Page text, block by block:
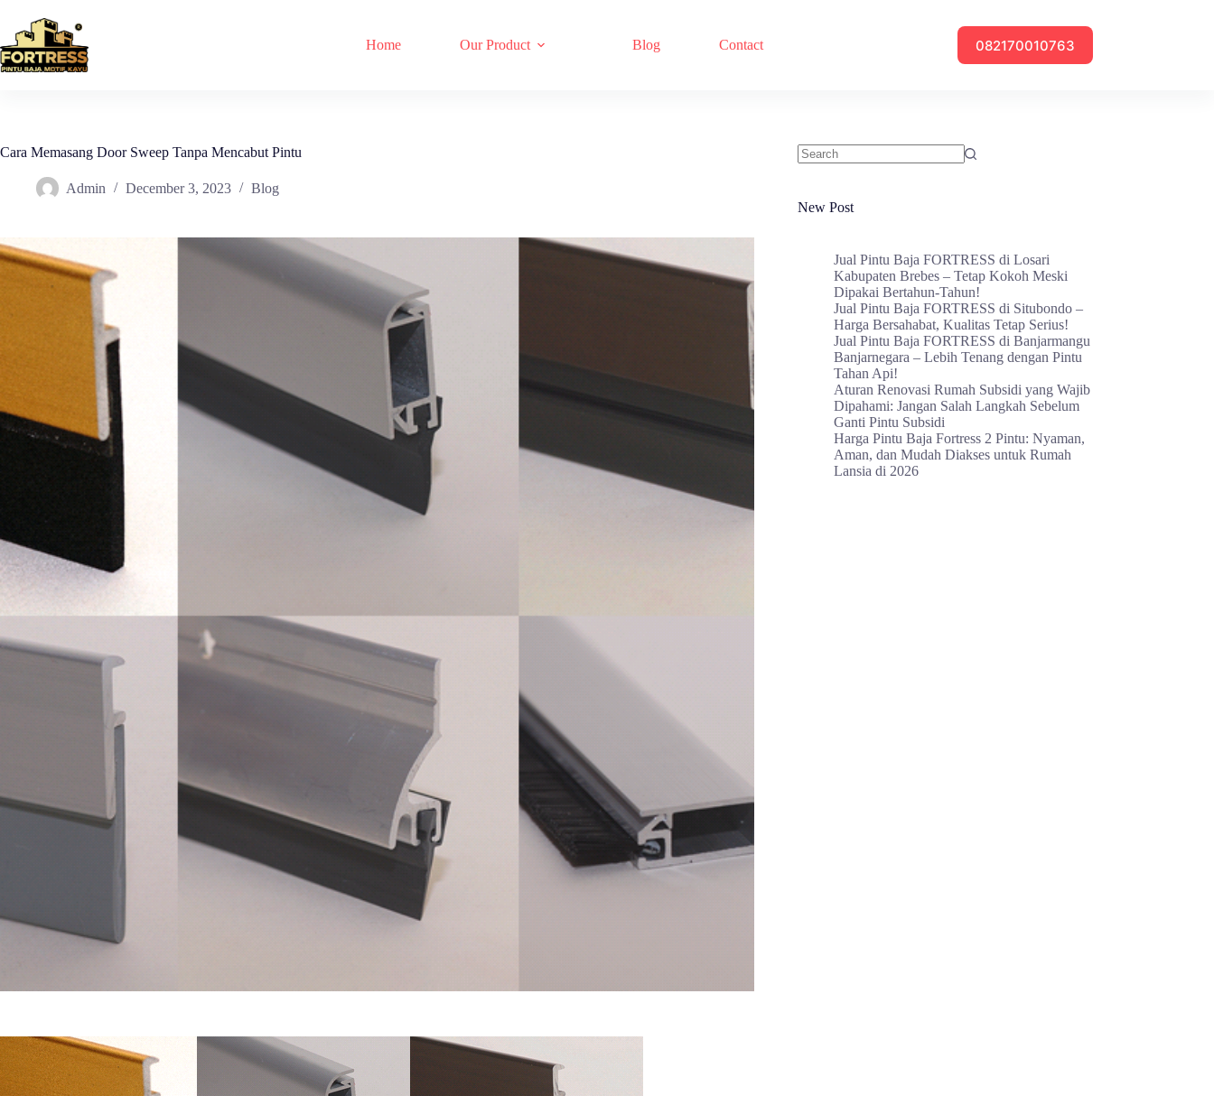
content
Home Our Product Blog Contact 082170010763
Cara Memasang Door Sweep Tanpa Mencabut Pintu
Admin December 3, 2023 Blog
New Post
Jual Pintu Baja FORTRESS di Losari
Kabupaten Brebes – Tetap Kokoh Meski
Dipakai Bertahun-Tahun!
Jual Pintu Baja FORTRESS di Situbondo –
Harga Bersahabat, Kualitas Tetap Serius!
Jual Pintu Baja FORTRESS di Banjarmangu
Banjarnegara – Lebih Tenang dengan Pintu
Tahan Api!
Aturan Renovasi Rumah Subsidi yang Wajib
Dipahami: Jangan Salah Langkah Sebelum
Ganti Pintu Subsidi
Harga Pintu Baja Fortress 2 Pintu: Nyaman,
Aman, dan Mudah Diakses untuk Rumah
Lansia di 2026